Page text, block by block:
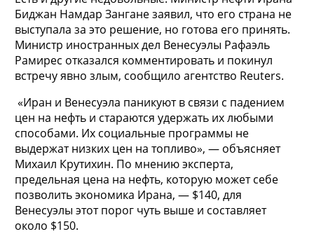
Биджан Намдар Зангане заявил, что его страна не
выступала за это решение, но готова его принять.
Министр иностранных дел Венесуэлы Рафаэль
Рамирес отказался комментировать и покинул
встречу явно злым, сообщило агентство Reuters.
«Иран и Венесуэла паникуют в связи с падением
цен на нефть и стараются удержать их любыми
способами. Их социальные программы не
выдержат низких цен на топливо», — объясняет
Михаил Крутихин. По мнению эксперта,
предельная цена на нефть, которую может себе
позволить экономика Ирана, — $140, для
Венесуэлы этот порог чуть выше и составляет
около $150.